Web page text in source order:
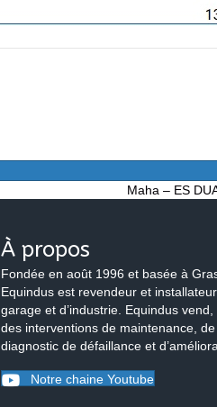
Maha – ES
À propos
Fondée en août 1996 et basée à
Equindus est revendeur et
garage et d’industrie. Equindus
des interventions de maintenance,
diagnostic de défaillance et
Notre chaine Youtube